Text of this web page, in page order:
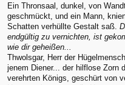
Ein Thronsaal, dunkel, von
geschmückt, und ein Mann,
Schatten verhüllte Gestalt saß.
endgültig zu vernichten, ist
wie dir geheißen...
Thwolsgar, Herr der
jenem Diener... der hilflose Zorn
verehrten Königs, geschürt von